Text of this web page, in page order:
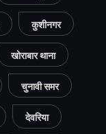
कुशीनगर
खोराबार थाना
चुनावी समर
देवरिया